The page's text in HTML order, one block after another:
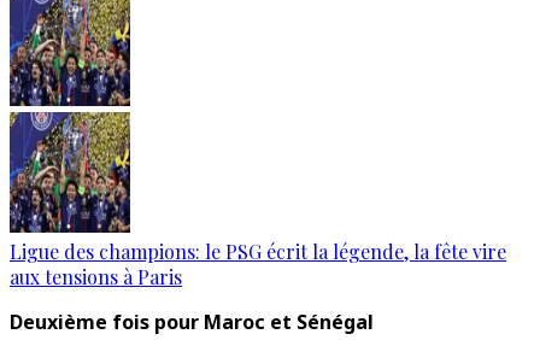
Ligue des champions: le PSG écrit la légende, la fête vire
aux tensions à Paris
Deuxième fois pour Maroc et Sénégal